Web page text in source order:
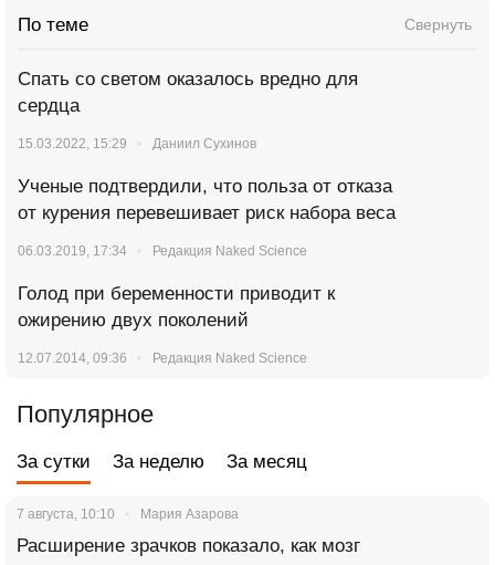
По теме Свернуть
Спать со светом оказалось вредно для
сердца
15.03.2022, 15:29 Даниил Сухинов
Ученые подтвердили, что польза от отказа
от курения перевешивает риск набора веса
06.03.2019, 17:34 Редакция Naked Science
Голод при беременности приводит к
ожирению двух поколений
12.07.2014, 09:36 Редакция Naked Science
Популярное
За сутки За неделю За месяц
7 августа, 10:10 Мария Азарова
Расширение зрачков показало, как мозг